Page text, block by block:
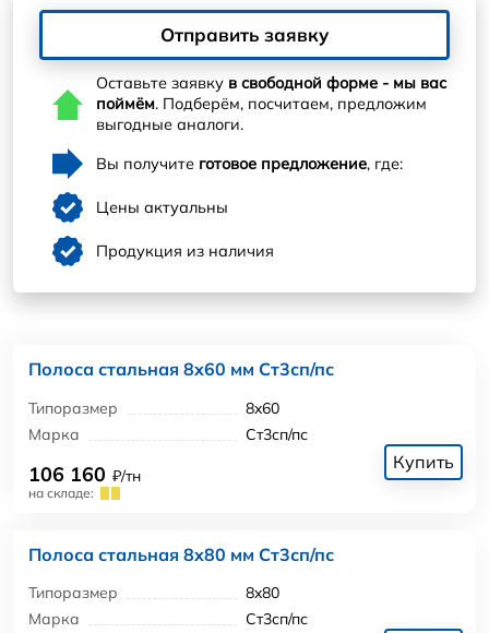
Отправить заявку
Оставьте заявку в свободной форме - мы вас
поймём. Подберём, посчитаем, предложим
выгодные аналоги.
Вы получите готовое предложение, где:
Цены актуальны
Продукция из наличия
Полоса стальная 8x60 мм Ст3сп/пс
Типоразмер
8x60
Марка
Ст3сп/пс
106 160 ₽/тн
на складе:
Купить
Полоса стальная 8x80 мм Ст3сп/пс
Типоразмер
8x80
Марка
Ст3сп/пс